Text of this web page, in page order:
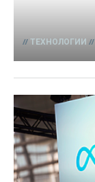
ТЕХНОЛОГИИ